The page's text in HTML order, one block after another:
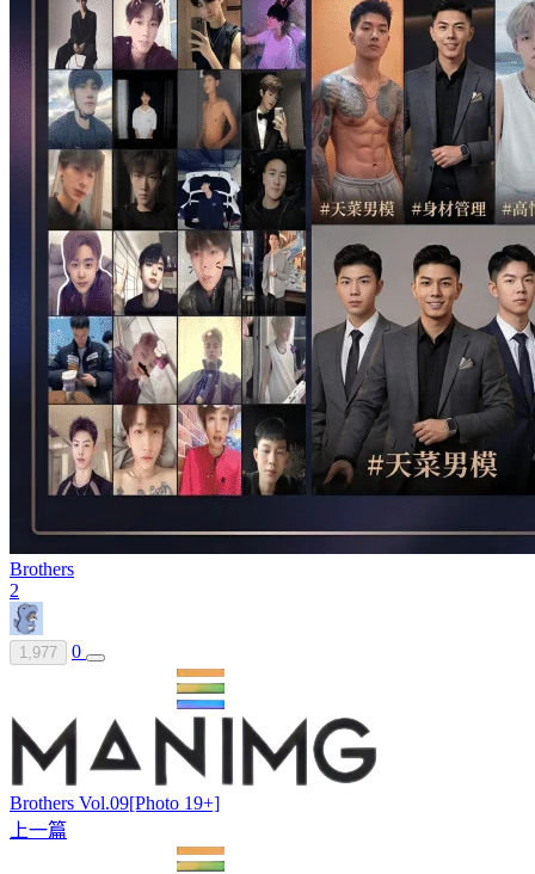
Brothers
2
1,977 0
Brothers Vol.09[Photo 19+]
上一篇